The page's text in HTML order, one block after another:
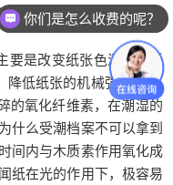
。
是改变纸张色泽和降低
降低纸张的机械强度。 与
的氧化纤维素，在潮湿的
什么受潮档案不可以拿到
间内与木质素作用氧化成
纸在光的作用下，极容易
现在有优惠活动么？